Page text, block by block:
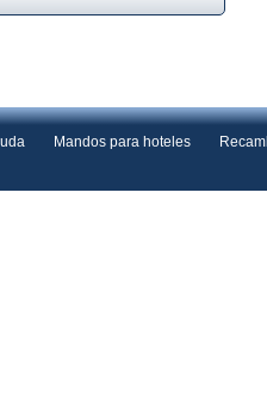
Mandos para hoteles